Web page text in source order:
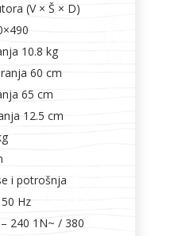
(V × Š × D)
10.8 kg
60 cm
65 cm
12.5 cm
i potrošnja
Hz
240 1N~ / 380